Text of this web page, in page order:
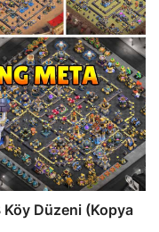
Düzeni (Kopya